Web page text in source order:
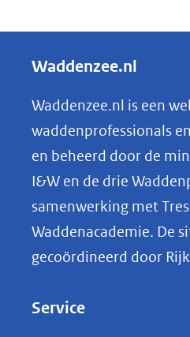
e
e
n
o
p
k
e
Waddenzee.nl
Waddenzee.nl is een
waddenprofessionals
en beheerd door de
I&W en de drie
samenwerking met
Waddenacademie. De
gecoördineerd door
Service